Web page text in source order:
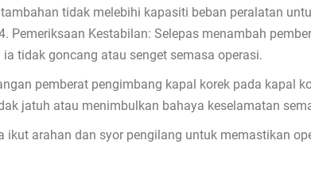
tidak melebihi kapasiti beban peralatan
Pemeriksaan Kestabilan: Selepas menambah
tidak goncang atau senget semasa operasi.
pemberat pengimbang kapal korek pada kapal
jatuh atau menimbulkan bahaya keselamatan
ikut arahan dan syor pengilang untuk memastikan